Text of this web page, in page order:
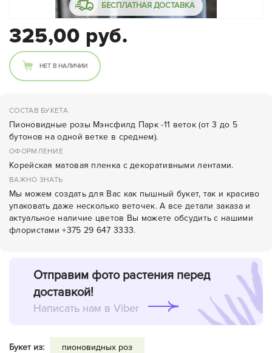
БЕСПЛАТНАЯ ДОСТАВКА
325,00 руб.
НЕТ В НАЛИЧИИ
СОСТАВ БУКЕТА
Пионовидные розы Мэнсфилд Парк -11 веток (от 3 до 5
бутонов на одной ветке в среднем).
ОФОРМЛЕНИЕ
Корейская матовая пленка с декоративными лентами.
ВАЖНО ЗНАТЬ
Мы можем создать для Вас как пышный букет, так и красиво
упаковать даже несколько веточек. А все детали заказа и
актуальное наличие цветов Вы можете обсудить с нашими
флористами +375 29 647 3333.
Отправим фото растения перед
доставкой!
Написать нам в Viber
Букет из: пионовидных роз